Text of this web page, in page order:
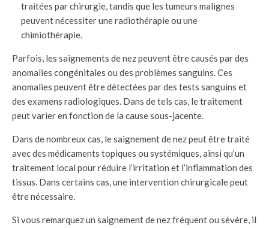
traitées par chirurgie, tandis que les tumeurs malignes
peuvent nécessiter une radiothérapie ou une
chimiothérapie.
Parfois, les saignements de nez peuvent être causés par des
anomalies congénitales ou des problèmes sanguins. Ces
anomalies peuvent être détectées par des tests sanguins et
des examens radiologiques. Dans de tels cas, le traitement
peut varier en fonction de la cause sous-jacente.
Dans de nombreux cas, le saignement de nez peut être traité
avec des médicaments topiques ou systémiques, ainsi qu’un
traitement local pour réduire l’irritation et l’inflammation des
tissus. Dans certains cas, une intervention chirurgicale peut
être nécessaire.
Si vous remarquez un saignement de nez fréquent ou sévère, il